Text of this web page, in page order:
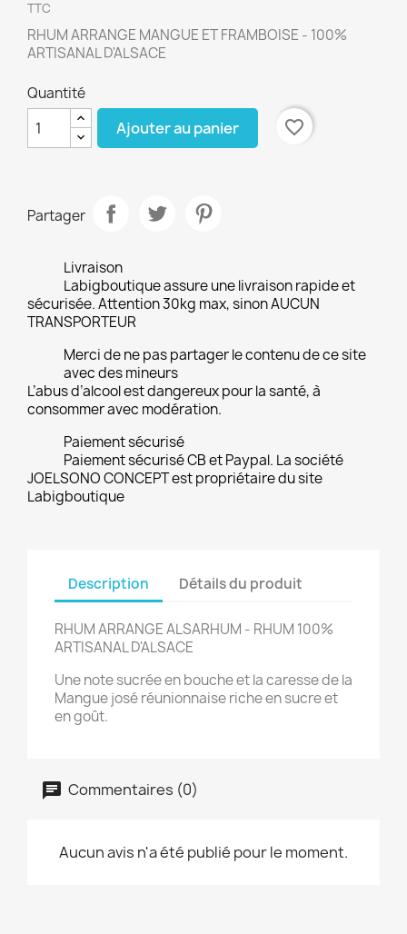
TTC
RHUM ARRANGE MANGUE ET FRAMBOISE - 100%
ARTISANAL D'ALSACE
Quantité
Ajouter au panier favorite_border
Partager
Livraison
Labigboutique assure une livraison rapide et
sécurisée. Attention 30kg max, sinon AUCUN
TRANSPORTEUR
Merci de ne pas partager le contenu de ce site
avec des mineurs
L’abus d’alcool est dangereux pour la santé, à
consommer avec modération.
Paiement sécurisé
Paiement sécurisé CB et Paypal. La société
JOELSONO CONCEPT est propriétaire du site
Labigboutique
Description Détails du produit
RHUM ARRANGE ALSARHUM - RHUM 100%
ARTISANAL D'ALSACE
Une note sucrée en bouche et la caresse de la
Mangue josé réunionnaise riche en sucre et
en goût.
Commentaires (0)
Aucun avis n'a été publié pour le moment.